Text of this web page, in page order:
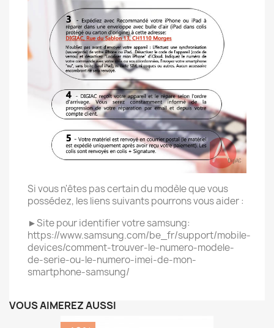
Si vous n'êtes pas certain du modèle que vous
possédez, les liens suivants pourrons vous aider :
►Site pour identifier votre samsung:
https://www.samsung.com/be_fr/support/mobile-
devices/comment-trouver-le-numero-modele-
de-serie-ou-le-numero-imei-de-mon-
smartphone-samsung/
VOUS AIMEREZ AUSSI